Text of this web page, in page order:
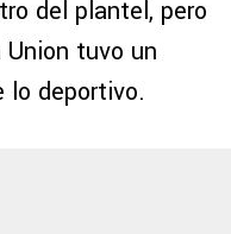
del plantel, pero
tuvo un
lo deportivo.